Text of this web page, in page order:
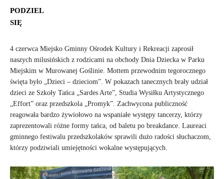
PODZIEL
SIĘ
4 czerwca Miejsko Gminny Ośrodek Kultury i Rekreacji zaprosił
naszych milusińskich z rodzicami na obchody Dnia Dziecka w Parku
Miejskim w Murowanej Goślinie. Mottem przewodnim tegorocznego
święta było „Dzieci – dzieciom”. W pokazach tanecznych brały udział
dzieci ze Szkoły Tańca „Sardes Arte”, Studia Wysiłku Artystycznego
„Effort” oraz przedszkola „Promyk”. Zachwycona publiczność
reagowała bardzo żywiołowo na wspaniałe występy tancerzy, którzy
zaprezentowali różne formy tańca, od baletu po breakdance. Laureaci
gminnego festiwalu przedszkolaków sprawili dużo radości słuchaczom,
którzy podziwiali umiejętności wokalne występujących.